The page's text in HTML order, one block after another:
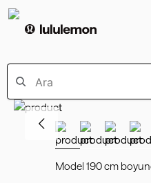
Model 190 cm